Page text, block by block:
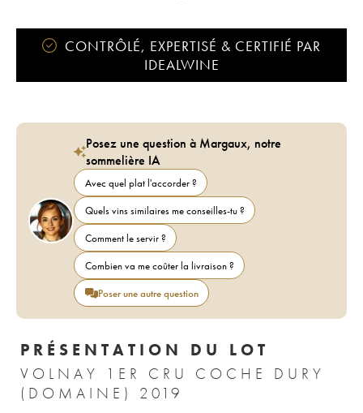
CONTRÔLÉ, EXPERTISÉ & CERTIFIÉ PAR
IDEALWINE
Posez une question à Margaux, notre
sommelière IA
Avec quel plat l'accorder ?
Quels vins similaires me conseilles-tu ?
Comment le servir ?
Combien va me coûter la livraison ?
Poser une autre question
PRÉSENTATION DU LOT
VOLNAY 1ER CRU COCHE DURY
(DOMAINE) 2019